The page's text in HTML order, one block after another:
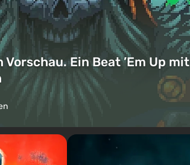
Ein Beat ’Em Up mit